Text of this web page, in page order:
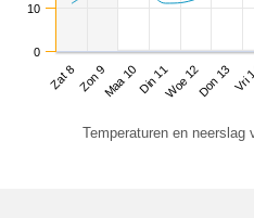
Zat 8Zon 9Maa 10Din 11Woe 12Don 13Vri
0
10
Temperaturen en neerslag